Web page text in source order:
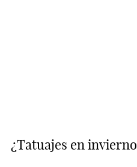
¿Tatuajes en